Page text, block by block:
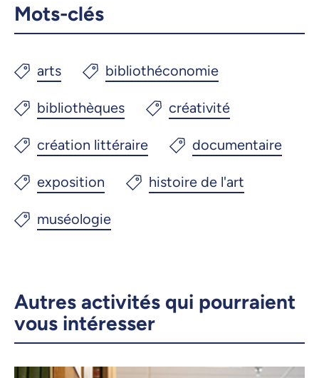
Mots-clés
Autres activités qui pourraient
vous intéresser